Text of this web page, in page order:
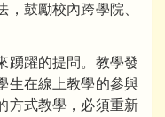
鼓勵校內跨學院、
踴躍的提問。教學發
生在線上教學的參與
方式教學，必須重新